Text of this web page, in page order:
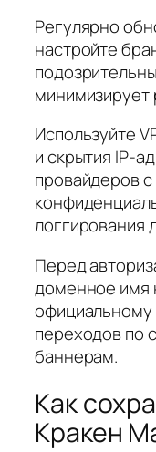
Регулярно
настройте
минимизирует
Используйте
и скрытия IP-
провайдеров
логгирования
Перед
доменное имя
официальному
переходов по
баннерам.
Как
Кракен